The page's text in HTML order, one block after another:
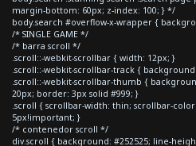
margin-bottom: 60px; z-index: 100; } */
body.search #overflow-x-wrapper {
/* SINGLE GAME */
/* barra scroll */
.scroll::-webkit-scrollbar { width: 12px; }
.scroll::-webkit-scrollbar-track {
.scroll::-webkit-scrollbar-thumb {
20px; border: 3px solid #999; }
.scroll { scrollbar-width: thin; scrollbar-
5px!important; }
/* contenedor scroll */
div.scroll { background: #252525; line-